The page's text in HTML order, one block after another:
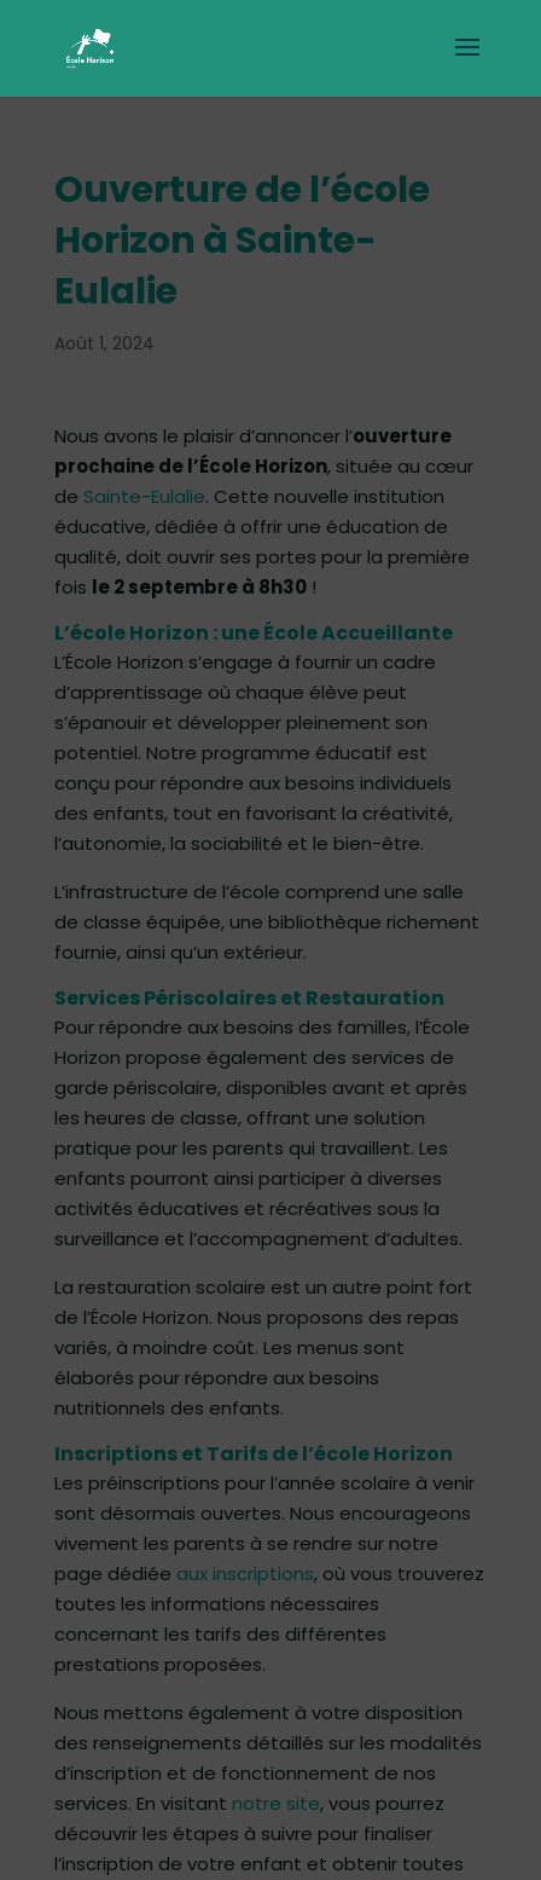
Ouverture de l’école
Horizon à Sainte-
Eulalie
Août 1, 2024
Nous avons le plaisir d’annoncer l’ouverture
prochaine de l’École Horizon, située au cœur
de Sainte-Eulalie. Cette nouvelle institution
éducative, dédiée à offrir une éducation de
qualité, doit ouvrir ses portes pour la première
fois le 2 septembre à 8h30!
L’école Horizon : une École Accueillante
L’École Horizon s’engage à fournir un cadre
d’apprentissage où chaque élève peut
s’épanouir et développer pleinement son
potentiel. Notre programme éducatif est
conçu pour répondre aux besoins individuels
des enfants, tout en favorisant la créativité,
l’autonomie, la sociabilité et le bien-être.
L’infrastructure de l’école comprend une salle
de classe équipée, une bibliothèque richement
fournie, ainsi qu’un extérieur.
Services Périscolaires et Restauration
Pour répondre aux besoins des familles, l’École
Horizon propose également des services de
garde périscolaire, disponibles avant et après
les heures de classe, offrant une solution
pratique pour les parents qui travaillent. Les
enfants pourront ainsi participer à diverses
activités éducatives et récréatives sous la
surveillance et l’accompagnement d’adultes.
La restauration scolaire est un autre point fort
de l’École Horizon. Nous proposons des repas
variés, à moindre coût. Les menus sont
élaborés pour répondre aux besoins
nutritionnels des enfants.
Inscriptions et Tarifs de l’école Horizon
Les préinscriptions pour l’année scolaire à venir
sont désormais ouvertes. Nous encourageons
vivement les parents à se rendre sur notre
page dédiée aux inscriptions, où vous trouverez
toutes les informations nécessaires
concernant les tarifs des différentes
prestations proposées.
Nous mettons également à votre disposition
des renseignements détaillés sur les modalités
d’inscription et de fonctionnement de nos
services. En visitant notre site, vous pourrez
découvrir les étapes à suivre pour finaliser
l’inscription de votre enfant et obtenir toutes